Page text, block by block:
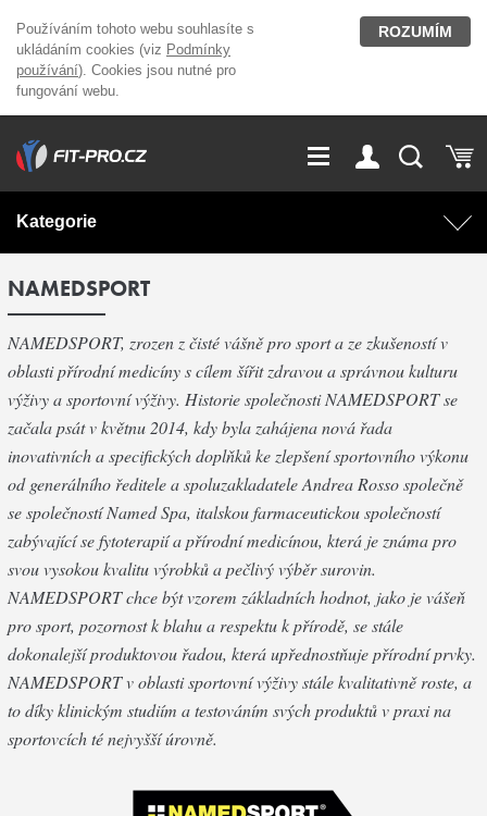
Používáním tohoto webu souhlasíte s
ukládáním cookies (viz Podmínky
používání). Cookies jsou nutné pro
fungování webu.
ROZUMÍM
GDPR
O nás
Kariéra Kontakt
Magazín
Přihlášení
Kategorie
AKCE
Doplňky stravy Fitness vybavení
OUTLET OBLEČENÍ Posilovací stroje
Značky
NAMEDSPORT
NAMEDSPORT, zrozen z čisté vášně pro sport a ze zkušeností v
oblasti přírodní medicíny s cílem šířit zdravou a správnou kulturu
výživy a sportovní výživy. Historie společnosti NAMEDSPORT se
začala psát v květnu 2014, kdy byla zahájena nová řada
inovativních a specifických doplňků ke zlepšení sportovního výkonu
od generálního ředitele a spoluzakladatele Andrea Rosso společně
se společností Named Spa, italskou farmaceutickou společností
zabývající se fytoterapií a přírodní medicínou, která je známa pro
svou vysokou kvalitu výrobků a pečlivý výběr surovin.
NAMEDSPORT chce být vzorem základních hodnot, jako je vášeň
pro sport, pozornost k blahu a respektu k přírodě, se stále
dokonalejší produktovou řadou, která upřednostňuje přírodní prvky.
NAMEDSPORT v oblasti sportovní výživy stále kvalitativně roste, a
to díky klinickým studiím a testováním svých produktů v praxi na
sportovcích té nejvyšší úrovně.